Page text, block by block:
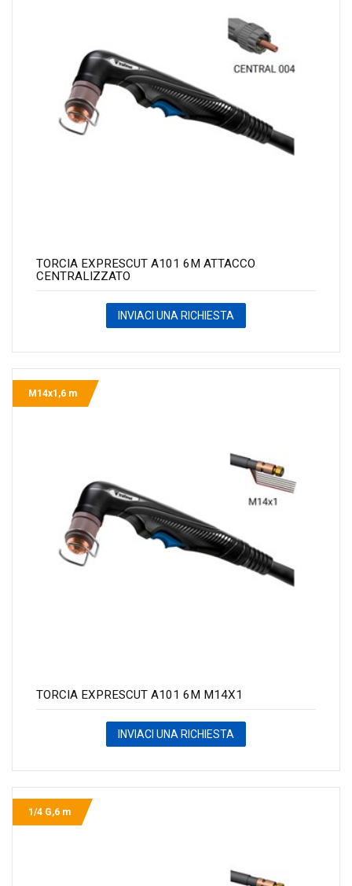
TORCIA EXPRESCUT A101 6M ATTACCO
CENTRALIZZATO
INVIACI UNA RICHIESTA
M14x1,6 m
TORCIA EXPRESCUT A101 6M M14X1
INVIACI UNA RICHIESTA
1/4 G,6 m